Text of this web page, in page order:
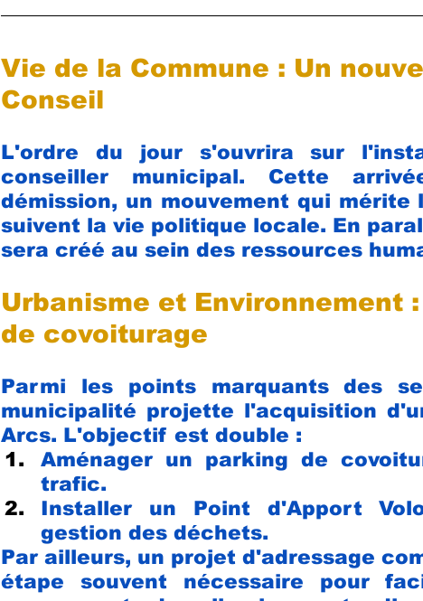
Vie de la Commune : Un
Conseil
L'ordre du jour s'ouvrira sur
conseiller municipal. Cette
démission, un mouvement qui
suivent la vie politique locale. En
sera créé au sein des ressources
Urbanisme et Environnement
de covoiturage
Parmi les points marquants des
municipalité projette l'acquisition
Arcs. L'objectif est double :
Aménager un parking de
trafic.
Installer un Point d'Apport
gestion des déchets.
Par ailleurs, un projet d'adressage
étape souvent nécessaire pour